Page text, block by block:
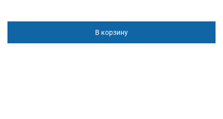
В корзину